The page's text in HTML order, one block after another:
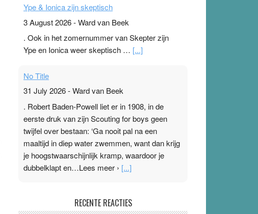
Ype & Ionica zijn skeptisch
3 August 2026-Ward van Beek
. Ook in het zomernummer van Skepter zijn
Ype en Ionica weer skeptisch … [...]
No Title
31 July 2026-Ward van Beek
. Robert Baden-Powell liet er in 1908, in de
eerste druk van zijn Scouting for boys geen
twijfel over bestaan: ‘Ga nooit pal na een
maaltijd in diep water zwemmen, want dan krijg
je hoogstwaarschijnlijk kramp, waardoor je
dubbelklapt en…Lees meer › [...]
Ward van Beek
RECENTE REACTIES